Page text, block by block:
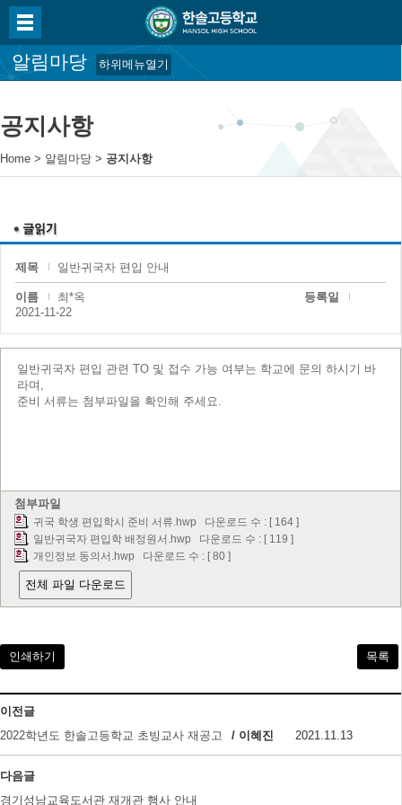
알림마당 하위메뉴열기
공지사항
Home > 알림마당 > 공지사항
제목 일반귀국자 편입 안내
이름 최*옥
등록일
2021-11-22
일반귀국자 편입 관련 TO 및 접수 가능 여부는 학교에 문의 하시기 바
라며,
준비 서류는 첨부파일을 확인해 주세요.
첨부파일
귀국 학생 편입학시 준비 서류.hwp 다운로드 수 : [ 164 ]
일반귀국자 편입학 배정원서.hwp 다운로드 수 : [ 119 ]
개인정보 동의서.hwp 다운로드 수 : [ 80 ]
전체 파일 다운로드
인쇄하기 목록
이전글
2022학년도 한솔고등학교 초빙교사 재공고
/ 이혜진 2021.11.13
다음글
경기성남교육도서관 재개관 행사 안내